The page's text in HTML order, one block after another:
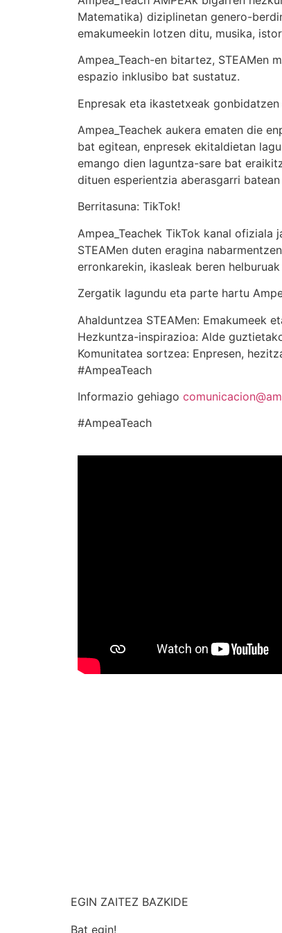
Matematika) diziplinetan genero-
emakumeekin lotzen ditu, musika,
Ampea_Teach-en bitartez, STEAMen
espazio inklusibo bat sustatuz.
Enpresak eta ikastetxeak
Ampea_Teachek aukera ematen die
bat egitean, enpresek ekitaldietan
emango dien laguntza-sare bat
dituen esperientzia aberasgarri
Berritasuna: TikTok!
Ampea_Teachek TikTok kanal
STEAMen duten eragina
erronkarekin, ikasleak beren
Zergatik lagundu eta parte hartu
Ahalduntzea STEAMen: Emakumeek
Hezkuntza-inspirazioa: Alde
Komunitatea sortzea: Enpresen,
#AmpeaTeach
Informazio gehiago
#AmpeaTeach
EGIN ZAITEZ BAZKIDE
Bat egin!